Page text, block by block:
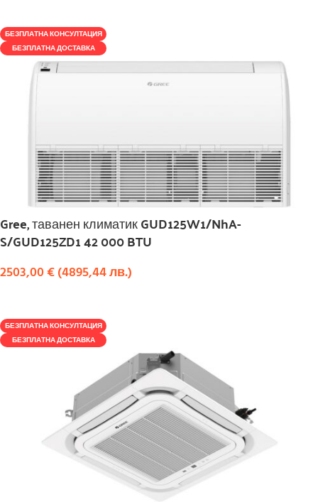
БЕЗПЛАТНА КОНСУЛТАЦИЯ
БЕЗПЛАТНА ДОСТАВКА
Gree, таванен климатик GUD125W1/NhA-
S/GUD125ZD1 42 000 BTU
2503,00€(4895,44лв.)
БЕЗПЛАТНА КОНСУЛТАЦИЯ
БЕЗПЛАТНА ДОСТАВКА